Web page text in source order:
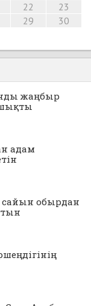
22
23
29
30
жаңбыр
адам
сайын обырдан